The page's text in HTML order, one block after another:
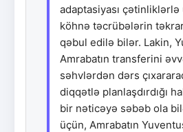
adaptasiyası
köhnə təcrübələrin
qəbul edilə bilər. Lakin,
Amrabatın transferini
səhvlərdən dərs
diqqətlə planlaşdırdığı
bir nəticəyə səbəb ola
üçün, Amrabatın